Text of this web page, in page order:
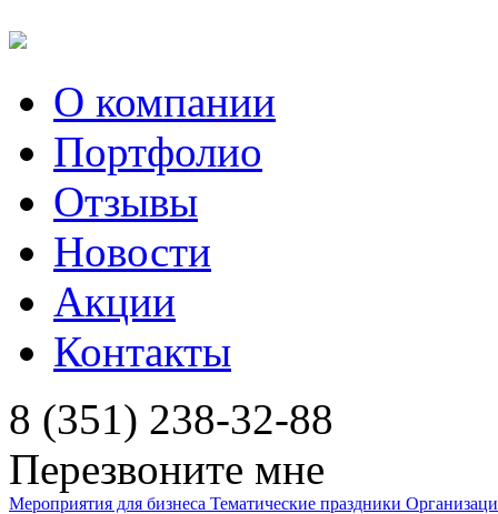
О компании
Портфолио
Отзывы
Новости
Акции
Контакты
8 (351) 238-32-88
Перезвоните мне
Мероприятия для бизнеса Тематические праздники